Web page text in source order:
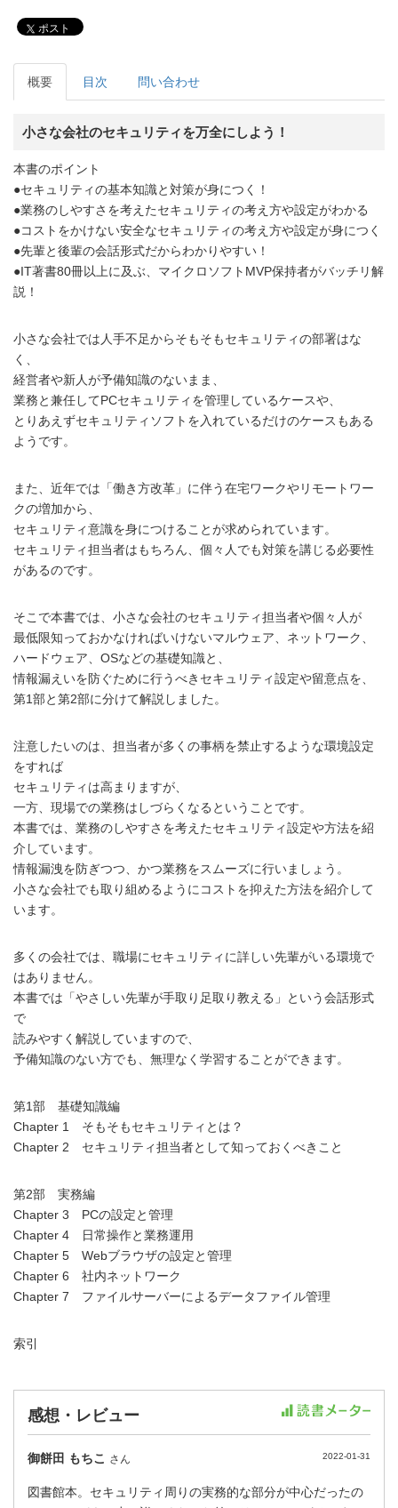
ポスト
概要 目次 問い合わせ
小さな会社のセキュリティを万全にしよう！
本書のポイント
●セキュリティの基本知識と対策が身につく！
●業務のしやすさを考えたセキュリティの考え方や設定がわかる
●コストをかけない安全なセキュリティの考え方や設定が身につく
●先輩と後輩の会話形式だからわかりやすい！
●IT著書80冊以上に及ぶ、マイクロソフトMVP保持者がバッチリ解
説！
小さな会社では人手不足からそもそもセキュリティの部署はな
く、
経営者や新人が予備知識のないまま、
業務と兼任してPCセキュリティを管理しているケースや、
とりあえずセキュリティソフトを入れているだけのケースもある
ようです。
また、近年では「働き方改革」に伴う在宅ワークやリモートワー
クの増加から、
セキュリティ意識を身につけることが求められています。
セキュリティ担当者はもちろん、個々人でも対策を講じる必要性
があるのです。
そこで本書では、小さな会社のセキュリティ担当者や個々人が
最低限知っておかなければいけないマルウェア、ネットワーク、
ハードウェア、OSなどの基礎知識と、
情報漏えいを防ぐために行うべきセキュリティ設定や留意点を、
第1部と第2部に分けて解説しました。
注意したいのは、担当者が多くの事柄を禁止するような環境設定
をすれば
セキュリティは高まりますが、
一方、現場での業務はしづらくなるということです。
本書では、業務のしやすさを考えたセキュリティ設定や方法を紹
介しています。
情報漏洩を防ぎつつ、かつ業務をスムーズに行いましょう。
小さな会社でも取り組めるようにコストを抑えた方法を紹介して
います。
多くの会社では、職場にセキュリティに詳しい先輩がいる環境で
はありません。
本書では「やさしい先輩が手取り足取り教える」という会話形式
で
読みやすく解説していますので、
予備知識のない方でも、無理なく学習することができます。
第1部 基礎知識編
Chapter 1 そもそもセキュリティとは？
Chapter 2 セキュリティ担当者として知っておくべきこと
第2部 実務編
Chapter 3 PCの設定と管理
Chapter 4 日常操作と業務運用
Chapter 5 Webブラウザの設定と管理
Chapter 6 社内ネットワーク
Chapter 7 ファイルサーバーによるデータファイル管理
索引
感想・レビュー
御餅田 もちこ さん 2022-01-31
図書館本。セキュリティ周りの実務的な部分が中心だったの